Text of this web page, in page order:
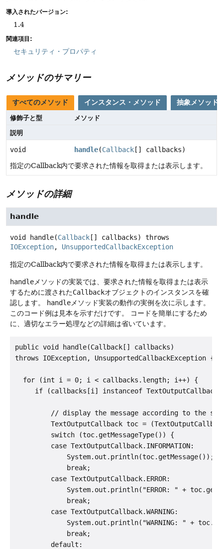
導入されたバージョン:
1.4
関連項目:
セキュリティ・プロパティ
メソッドのサマリー
すべてのメソッド インスタンス・メソッド 抽象メソッド
修飾子と型
メソッド
説明
void handle(Callback[] callbacks)
指定のCallback内で要求された情報を取得または表示します。
メソッドの詳細
handle
void handle(Callback [] callbacks)
throws
IOException, UnsupportedCallbackException
指定のCallback内で要求された情報を取得または表示します。
handle メソッドの実装では、要求された情報を取得または表示
するために渡されたCallbackオブジェクトのインスタンスを確
認します。
handle メソッド実装の動作の実例を次に示します。
このコード例は見本を示すだけです。
コードを簡単にするため
に、適切なエラー処理などの詳細は省いています。
public void handle(Callback[] callbacks)
throws IOException, UnsupportedCallbackException {
  for (int i = 0; i < callbacks.length; i++) {
if (callbacks[i] instanceof
// display the message according to the
TextOutputCallback toc =
         switch (toc.getMessageType()) {
         case TextOutputCallback.INFORMATION:
             System.out.println(toc.getMessage());
             break;
         case TextOutputCallback.ERROR:
System.out.println("ERROR: " +
             break;
         case TextOutputCallback.WARNING:
System.out.println("WARNING: " +
             break;
         default: